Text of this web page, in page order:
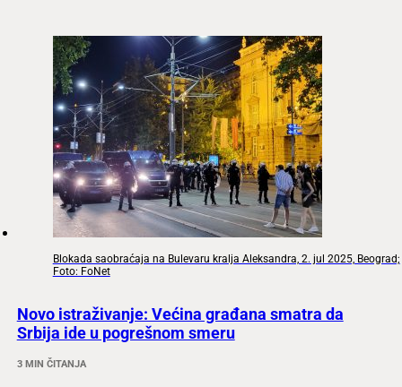
Blokada saobraćaja na Bulevaru kralja Aleksandra, 2. jul 2025, Beograd;
Foto: FoNet
Novo istraživanje: Većina građana smatra da
Srbija ide u pogrešnom smeru
3 MIN ČITANJA